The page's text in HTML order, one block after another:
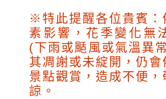
※特此提醒各位貴賓：
素影響，花季變化無
(下雨或颳風或氣溫異
其凋謝或未綻開，仍會
景點觀賞，造成不便，
諒。